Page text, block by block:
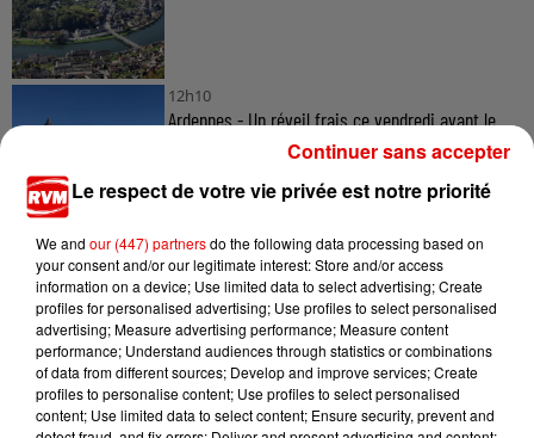
12h10
Ardennes - Un réveil frais ce vendredi avant le
retour de la canicule
10h17
Ardennes - Woinic, le plus grand sanglier du
monde, fête ses 18 ans
7h56
Le respect de votre vie privée est notre priorité
We and our (447) partnersdo the following data processing based on
your consent and/or our legitimate interest: Store and/or access
information on a device; Use limited data to select advertising; Create
profiles for personalised advertising; Use profiles to select personalised
advertising; Measure advertising performance; Measure content
performance; Understand audiences through statistics or combinations
of data from different sources; Develop and improve services; Create
profiles to personalise content; Use profiles to select personalised
content; Use limited data to select content; Ensure security, prevent and
Continuer sans accepter